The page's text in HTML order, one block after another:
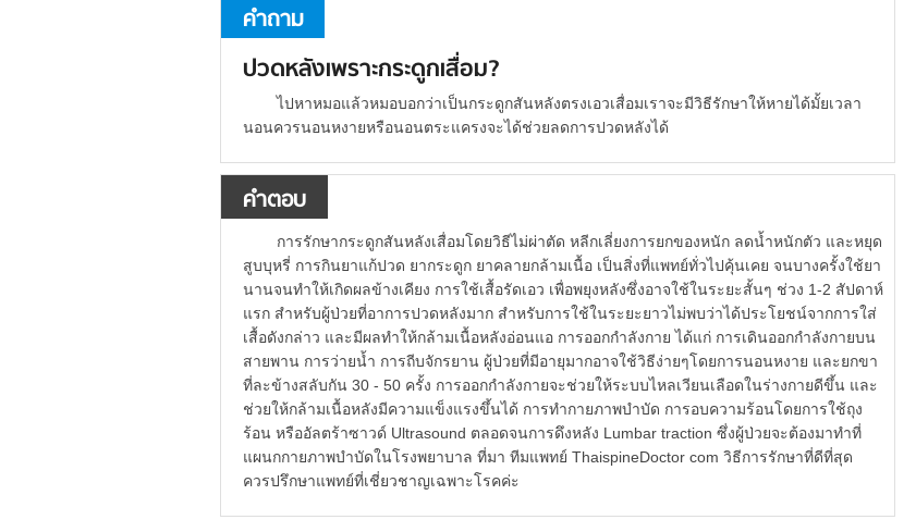
คำถาม
ปวดหลังเพราะกระดูกเสื่อม?
ไปหาหมอแล้วหมอบอกว่าเป็นกระดูกสันหลังตรงเอวเสื่อมเราจะมีวิธีรักษาให้หายได้มั้ยเวลา
นอนควรนอนหงายหรือนอนตระแครงจะได้ช่วยลดการปวดหลังได้
คำตอบ
การรักษากระดูกสันหลังเสื่อมโดยวิธีไม่ผ่าตัด หลีกเลี่ยงการยกของหนัก ลดน้ำหนักตัว และหยุด
สูบบุหรี่ การกินยาแก้ปวด ยากระดูก ยาคลายกล้ามเนื้อ เป็นสิ่งที่แพทย์ทั่วไปคุ้นเคย จนบางครั้งใช้ยา
นานจนทำให้เกิดผลข้างเคียง การใช้เสื้อรัดเอว เพื่อพยุงหลังซึ่งอาจใช้ในระยะสั้นๆ ช่วง 1-2 สัปดาห์
แรก สำหรับผู้ป่วยที่อาการปวดหลังมาก สำหรับการใช้ในระยะยาวไม่พบว่าได้ประโยชน์จากการใส่
เสื้อดังกล่าว และมีผลทำให้กล้ามเนื้อหลังอ่อนแอ การออกกำลังกาย ได้แก่ การเดินออกกำลังกายบน
สายพาน การว่ายน้ำ การถีบจักรยาน ผู้ป่วยที่มีอายุมากอาจใช้วิธีง่ายๆโดยการนอนหงาย และยกขา
ที่ละข้างสลับกัน 30 - 50 ครั้ง การออกกำลังกายจะช่วยให้ระบบไหลเวียนเลือดในร่างกายดีขึ้น และ
ช่วยให้กล้ามเนื้อหลังมีความแข็งแรงขึ้นได้ การทำกายภาพบำบัด การอบความร้อนโดยการใช้ถุง
ร้อน หรืออัลตร้าซาวด์ Ultrasound ตลอดจนการดึงหลัง Lumbar traction ซึ่งผู้ป่วยจะต้องมาทำที่
แผนกกายภาพบำบัดในโรงพยาบาล ที่มา ทีมแพทย์ ThaispineDoctor com วิธีการรักษาที่ดีที่สุด
ควรปรึกษาแพทย์ที่เชี่ยวชาญเฉพาะโรคค่ะ